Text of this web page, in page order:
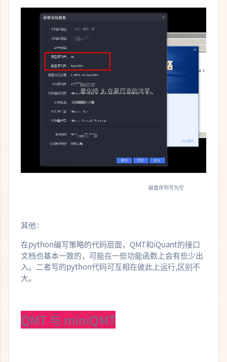
磁盘序列号为空
其他：
在python编写策略的代码层面，QMT和iQuant的接口
文档也基本一致的，可能在一些功能函数上会有些少出
入。二者写的python代码可互相在彼此上运行,区别不
大。
QMT 与 miniQMT